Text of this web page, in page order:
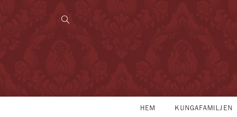
HEM KUNGAFAMILJEN